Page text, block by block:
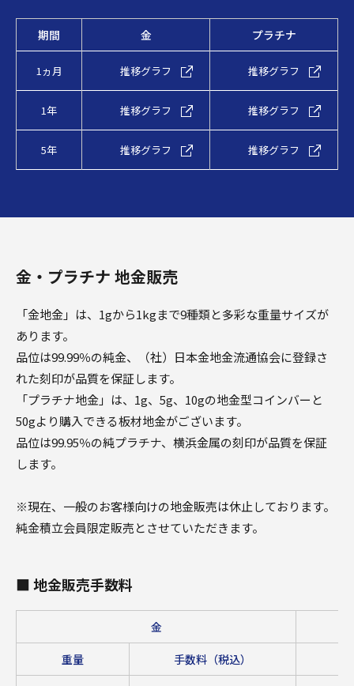
期間 金 プラチナ
1ヵ月 推移グラフ 推移グラフ
1年 推移グラフ 推移グラフ
5年 推移グラフ 推移グラフ
金・プラチナ 地金販売
「金地金」は、1gから1kgまで9種類と多彩な重量サイズが
あります。
品位は99.99％の純金、（社）日本金地金流通協会に登録さ
れた刻印が品質を保証します。
「プラチナ地金」は、1g、5g、10gの地金型コインバーと
50gより購入できる板材地金がございます。
品位は99.95％の純プラチナ、横浜金属の刻印が品質を保証
します。
※現在、一般のお客様向けの地金販売は休止しております。
純金積立会員限定販売とさせていただきます。
■ 地金販売手数料
金
重量 手数料（税込）